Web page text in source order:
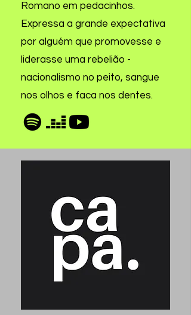
Romano em pedacinhos.
Expressa a grande expectativa
por alguém que promovesse e
liderasse uma rebelião -
nacionalismo no peito, sangue
nos olhos e faca nos dentes.